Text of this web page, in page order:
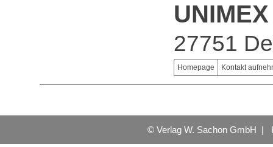
27751
Homepage Kontakt
© Verlag W. Sachon GmbH |